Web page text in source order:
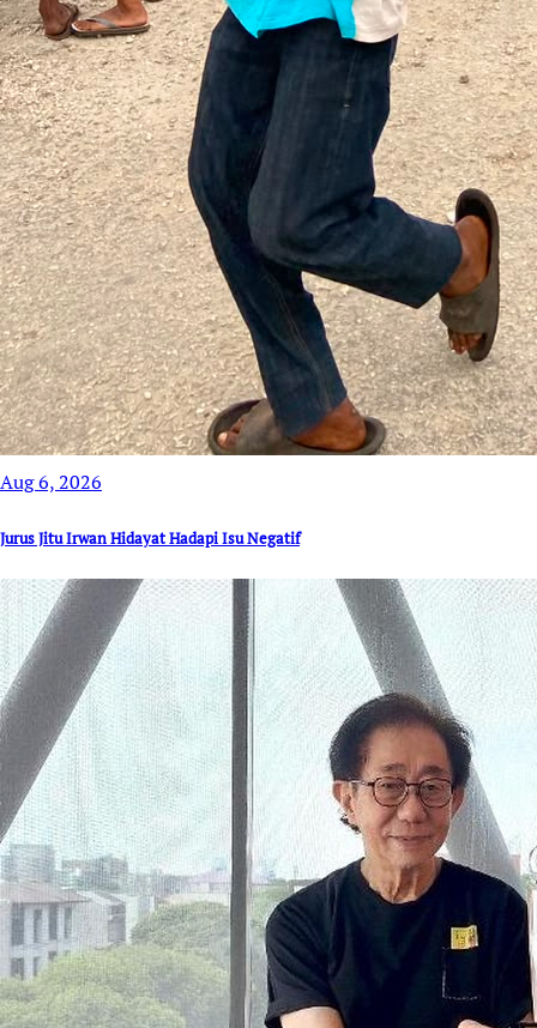
Aug 6, 2026
Jurus Jitu Irwan Hidayat Hadapi Isu Negatif